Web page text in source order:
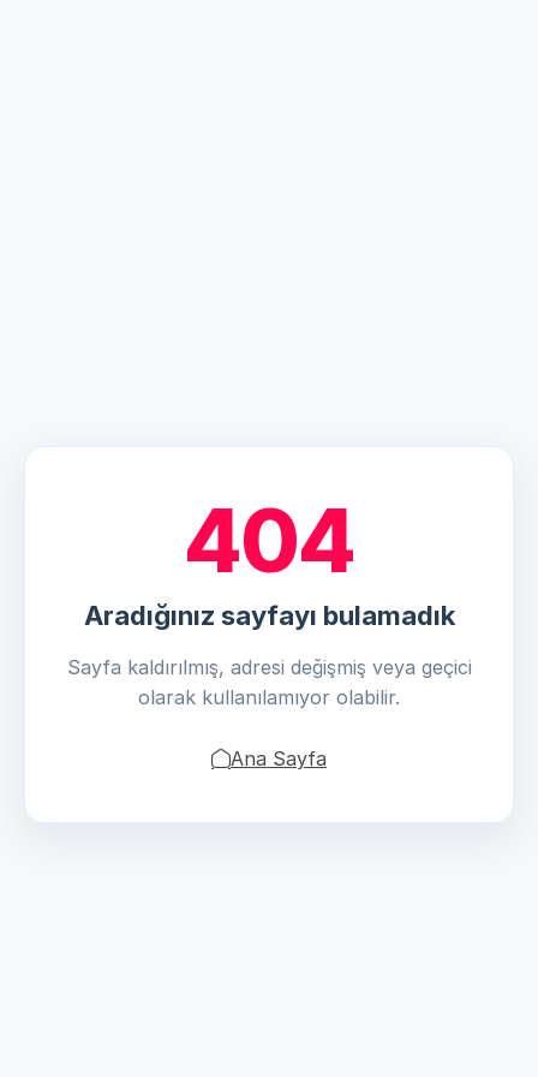
404
Aradığınız sayfayı bulamadık
Sayfa kaldırılmış, adresi değişmiş veya geçici
olarak kullanılamıyor olabilir.
Ana Sayfa